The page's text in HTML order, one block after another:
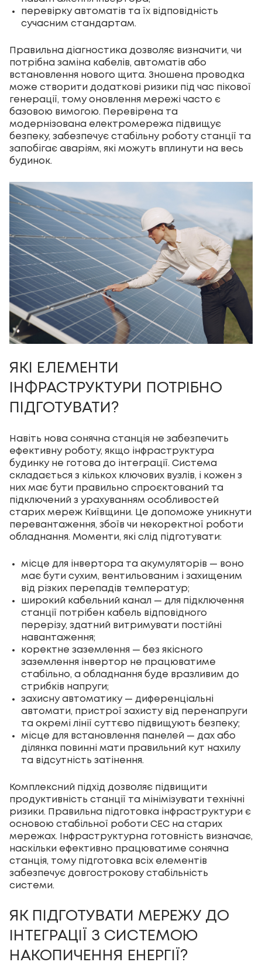
перевірку автоматів та їх відповідність
сучасним стандартам.
Правильна діагностика дозволяє визначити, чи
потрібна заміна кабелів, автоматів або
встановлення нового щита. Зношена проводка
може створити додаткові ризики під час пікової
генерації, тому оновлення мережі часто є
базовою вимогою. Перевірена та
модернізована електромережа підвищує
безпеку, забезпечує стабільну роботу станції та
запобігає аваріям, які можуть вплинути на весь
будинок.
ЯКІ ЕЛЕМЕНТИ
ІНФРАСТРУКТУРИ ПОТРІБНО
ПІДГОТУВАТИ?
Навіть нова сонячна станція не забезпечить
ефективну роботу, якщо інфраструктура
будинку не готова до інтеграції. Система
складається з кількох ключових вузлів, і кожен з
них має бути правильно спроєктований та
підключений з урахуванням особливостей
старих мереж Київщини. Це допоможе уникнути
перевантаження, збоїв чи некоректної роботи
обладнання. Моменти, які слід підготувати:
місце для інвертора та акумуляторів — воно
має бути сухим, вентильованим і захищеним
від різких перепадів температур;
широкий кабельний канал — для підключення
станції потрібен кабель відповідного
перерізу, здатний витримувати постійні
навантаження;
коректне заземлення — без якісного
заземлення інвертор не працюватиме
стабільно, а обладнання буде вразливим до
стрибків напруги;
захисну автоматику — диференціальні
автомати, пристрої захисту від перенапруги
та окремі лінії суттєво підвищують безпеку;
місце для встановлення панелей — дах або
ділянка повинні мати правильний кут нахилу
та відсутність затінення.
Комплексний підхід дозволяє підвищити
продуктивність станції та мінімізувати технічні
ризики. Правильна підготовка інфраструктури є
основою стабільної роботи СЕС на старих
мережах. Інфраструктурна готовність визначає,
наскільки ефективно працюватиме сонячна
станція, тому підготовка всіх елементів
забезпечує довгострокову стабільність
системи.
ЯК ПІДГОТУВАТИ МЕРЕЖУ ДО
ІНТЕГРАЦІЇ З СИСТЕМОЮ
НАКОПИЧЕННЯ ЕНЕРГІЇ?